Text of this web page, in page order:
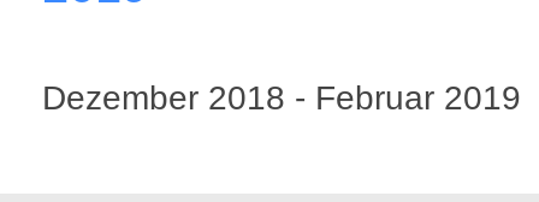
Dezember 2018 - Februar 2019